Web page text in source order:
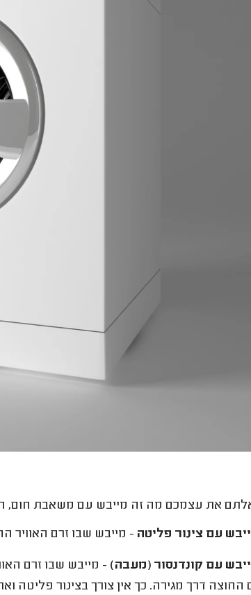
את עצמכם מה זה מייבש עם משאבת חום,
עם צינור פליטה - מייבש שבו זרם האוויר
עם קונדנסור (מעבה) - מייבש שבו זרם
החוצה דרך מגירה. כך אין צורך בצינור פליטה